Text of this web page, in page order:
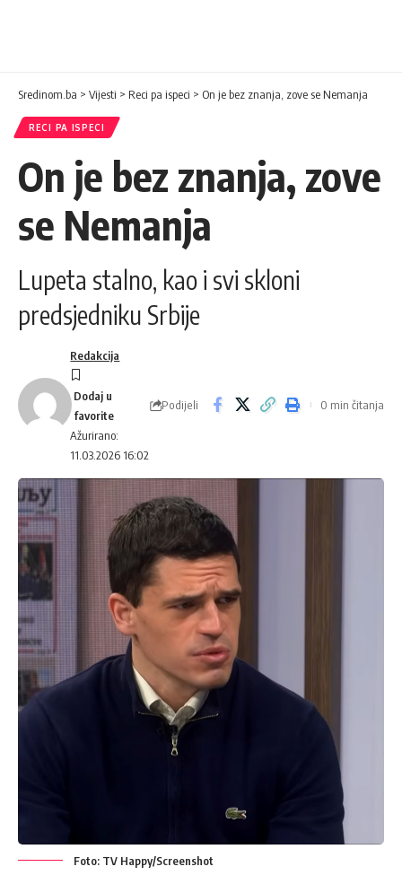
Sredinom.ba > Vijesti > Reci pa ispeci > On je bez znanja, zove se Nemanja
RECI PA ISPECI
On je bez znanja, zove
se Nemanja
Lupeta stalno, kao i svi skloni
predsjedniku Srbije
Ažurirano:
11.03.2026 16:02
Redakcija
Podijeli 0 min čitanja
Foto: TV Happy/Screenshot